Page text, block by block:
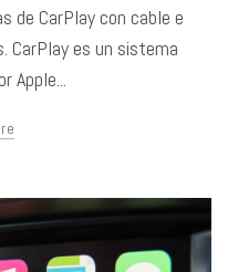
de CarPlay con cable e
CarPlay es un sistema
Apple...